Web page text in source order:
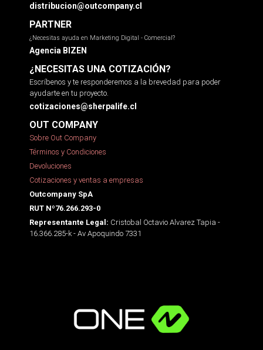
distribucion@outcompany.cl
PARTNER
¿Necesitas ayuda en Marketing Digital - Comercial?
Agencia BIZEN
¿NECESITAS UNA COTIZACIÓN?
Escríbenos y te responderemos a la brevedad para poder
ayudarte en tu proyecto.
cotizaciones@sherpalife.cl
OUT COMPANY
Sobre Out Company
Términos y Condiciones
Devoluciones
Cotizaciones y ventas a empresas
Outcompany SpA
RUT Nº76.266.293-0
Representante Legal: Cristobal Octavio Alvarez Tapia -
16.366.285-k - Av Apoquindo 7331